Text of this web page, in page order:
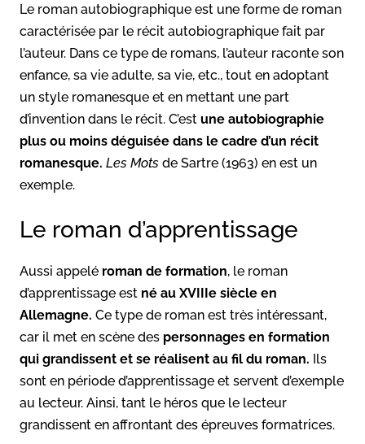
Le roman autobiographique est une forme de roman
caractérisée par le récit autobiographique fait par
l’auteur. Dans ce type de romans, l’auteur raconte son
enfance, sa vie adulte, sa vie, etc., tout en adoptant
un style romanesque et en mettant une part
d’invention dans le récit. C’est une autobiographie
plus ou moins déguisée dans le cadre d’un récit
romanesque. Les Mots de Sartre (1963) en est un
exemple.
Le roman d’apprentissage
Aussi appelé roman de formation, le roman
d’apprentissage est né au XVIIIe siècle en
Allemagne. Ce type de roman est très intéressant,
car il met en scène des personnages en formation
qui grandissent et se réalisent au fil du roman. Ils
sont en période d’apprentissage et servent d’exemple
au lecteur. Ainsi, tant le héros que le lecteur
grandissent en affrontant des épreuves formatrices.